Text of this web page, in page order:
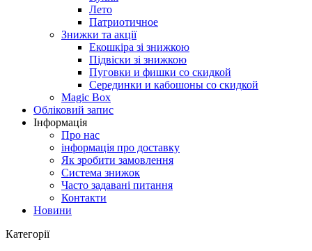
Лето
Патриотичное
Знижки та акції
Екошкіра зі знижкою
Підвіски зі знижкою
Пуговки и фишки со скидкой
Серединки и кабошоны со скидкой
Magic Box
Обліковий запис
Інформація
Про нас
інформація про доставку
Як зробити замовлення
Система знижок
Часто задавані питання
Контакти
Новини
Категорії